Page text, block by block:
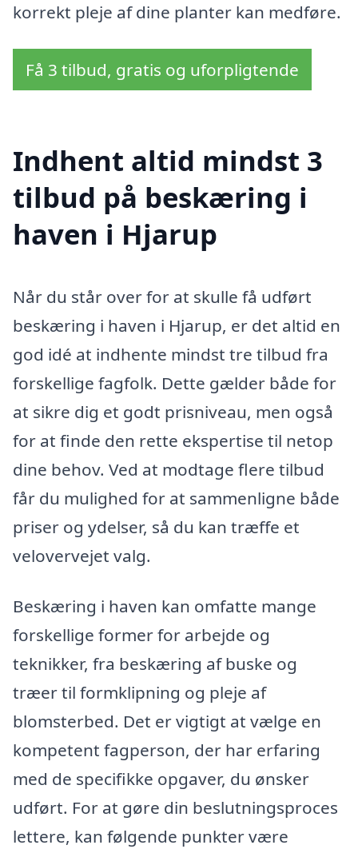
korrekt pleje af dine planter kan medføre.
Få 3 tilbud, gratis og uforpligtende
Indhent altid mindst 3
tilbud på beskæring i
haven i Hjarup
Når du står over for at skulle få udført
beskæring i haven i Hjarup, er det altid en
god idé at indhente mindst tre tilbud fra
forskellige fagfolk. Dette gælder både for
at sikre dig et godt prisniveau, men også
for at finde den rette ekspertise til netop
dine behov. Ved at modtage flere tilbud
får du mulighed for at sammenligne både
priser og ydelser, så du kan træffe et
velovervejet valg.
Beskæring i haven kan omfatte mange
forskellige former for arbejde og
teknikker, fra beskæring af buske og
træer til formklipning og pleje af
blomsterbed. Det er vigtigt at vælge en
kompetent fagperson, der har erfaring
med de specifikke opgaver, du ønsker
udført. For at gøre din beslutningsproces
lettere, kan følgende punkter være